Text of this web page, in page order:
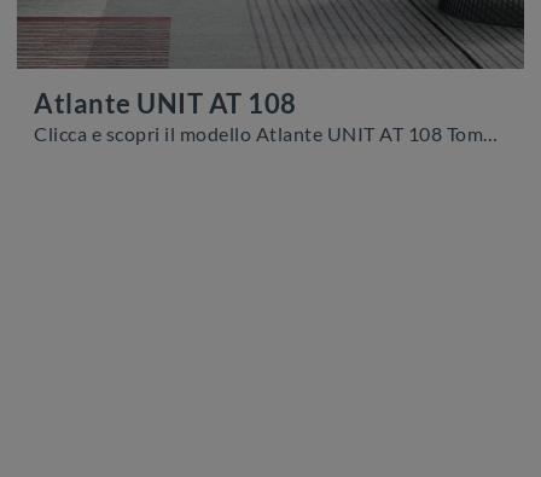
Atlante UNIT AT 108
Clicca e scopri il modello Atlante UNIT AT 108 Tomasella: questo mobile per la TV in legno è tra le più belle soluzioni per il living.